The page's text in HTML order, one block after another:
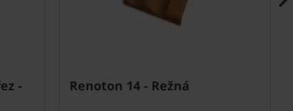
-
Renoton 14 - Režná